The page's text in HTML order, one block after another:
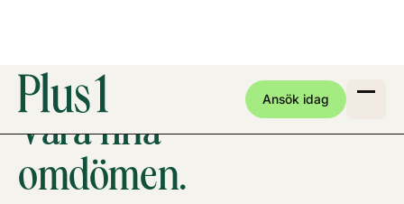
Ansök idag
Våra fina
omdömen.